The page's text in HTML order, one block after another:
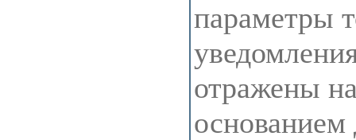
параметры
отражены
основанием